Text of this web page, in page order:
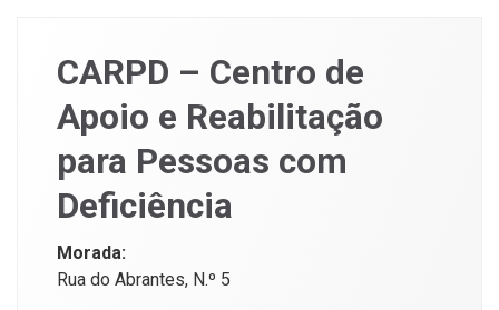
CARPD – Centro de
Apoio e Reabilitação
para Pessoas com
Deficiência
Morada:
Rua do Abrantes, N.º 5